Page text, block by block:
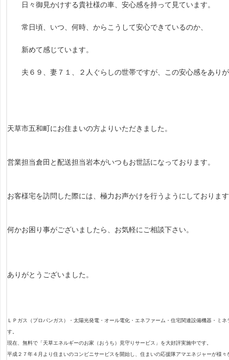
日々御見かけする貴社様の車、安心感を持って見ています。
常日頃、いつ、何時、からこうして安心できているのか、
新めて感じています。
夫６９、妻７１、２人ぐらしの世帯ですが、この安心感をあり
天草市五和町にお住まいの方よりいただきました。
営業担当倉田と配送担当岩本がいつもお世話になっております。
お客様宅を訪問した際には、極力お声かけを行うようにしておりま
何かお困り事がございましたら、お気軽にご相談下さい。
ありがとうございました。
ＬＰガス（プロパンガス）・太陽光発電・オール電化・エネファーム・住宅関連設備機器・ミ
す。
現在、無料で「天草エネルギーのお家（おうち）見守りサービス」を大好評実施中です。
平成２７年４月より住まいのコンビニサービスを開始し、住まいの応援隊アマエネジャーが様